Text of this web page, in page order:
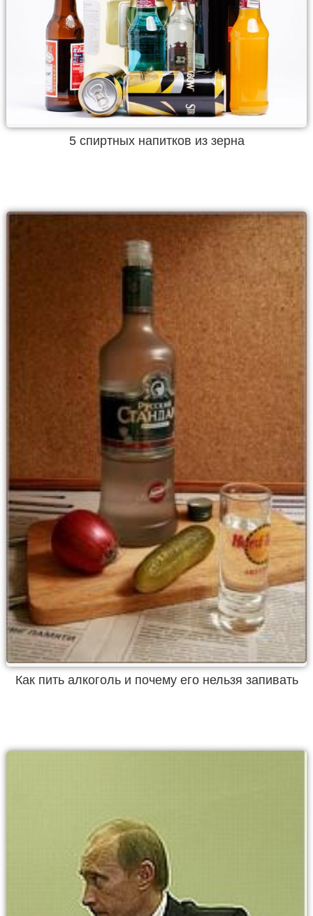
5 спиртных напитков из зерна
Как пить алкоголь и почему его нельзя запивать